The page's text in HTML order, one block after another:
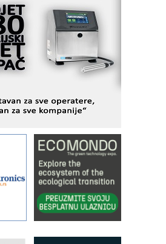
– NEXT-Robotika vođena
revolucioniše
operator PANEL-OM
i brzo
napredna rešenja za
industrijske i logističke
– 35 godina preciznosti u
pametnim dozirnim
za ispitivanje
Komponente koje